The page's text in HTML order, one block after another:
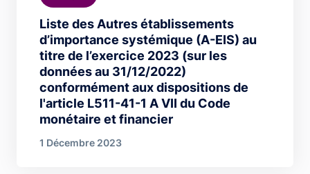
Liste des Autres établissements
d’importance systémique (A-EIS) au
titre de l’exercice 2023 (sur les
données au 31/12/2022)
conformément aux dispositions de
l'article L511-41-1 A VII du Code
monétaire et financier
1 Décembre 2023